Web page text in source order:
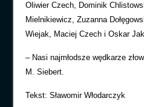
Oliwier Czech, Dominik
Mielnikiewicz, Zuzanna
Wiejak, Maciej Czech i Oskar
– Nasi najmłodsze wędkarze
M. Siebert.
Tekst: Sławomir Włodarczyk